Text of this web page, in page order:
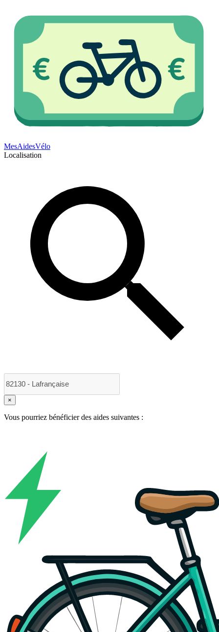
MesAidesVélo
Localisation
×
Vous pourriez bénéficier des aides suivantes :